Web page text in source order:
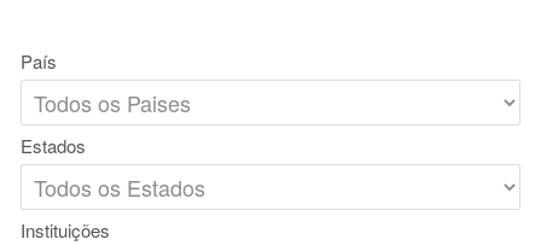
País
Estados
Instituições